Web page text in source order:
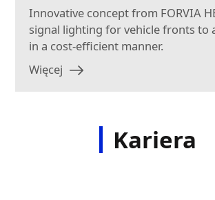
Innovative concept from FORVIA
signal lighting for vehicle fronts to
in a cost-efficient manner.
Więcej
Kariera